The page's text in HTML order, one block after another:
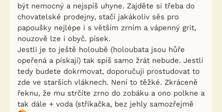
být nemocný a nejspíš uhyne. Zajděte si třeba do
chovatelské prodejny, stačí jakákoliv sěs pro
papoušky nejlépe i s větším zrním a vápenný grit,
nouzově lze i obyč. písek.
Jestli je to ještě holoubě (holoubata jsou hůře
opeřená a pískají) tak spíš samo žrát nebude. Jestli
tedy budete dokrmovat, doporučuji prostudovat to
zde ve starších vláknech. Není to těžké. Zkráceně
řeknu, že mu strčíte zrno do zobáku a ono polkne a
tak dále + voda (stříkačka, bez jehly samozřejmě